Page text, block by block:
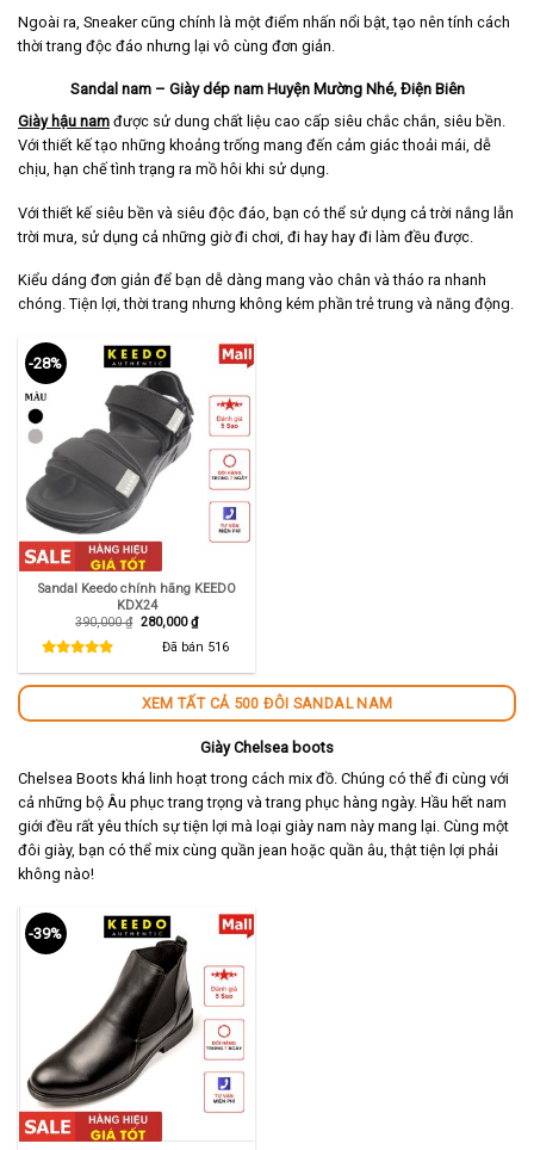
Ngoài ra, Sneaker cũng chính là một điểm nhấn nổi bật, tạo nên tính cách
thời trang độc đáo nhưng lại vô cùng đơn giản.
Sandal nam – Giày dép nam Huyện Mường Nhé, Điện Biên
Giày hậu nam được sử dung chất liệu cao cấp siêu chắc chắn, siêu bền.
Với thiết kế tạo những khoảng trống mang đến cảm giác thoải mái, dễ
chịu, hạn chế tình trạng ra mồ hôi khi sử dụng.
Với thiết kế siêu bền và siêu độc đáo, bạn có thể sử dụng cả trời nắng lẫn
trời mưa, sử dụng cả những giờ đi chơi, đi hay hay đi làm đều được.
Kiểu dáng đơn giản để bạn dễ dàng mang vào chân và tháo ra nhanh
chóng. Tiện lợi, thời trang nhưng không kém phần trẻ trung và năng động.
-28%
Sandal Keedo chính hãng KEEDO
KDX24
390,000₫ Giá
280,000₫Giá
hiện
tại
Đã bán 516
XEM TẤT CẢ 500 ĐÔI SANDAL NAM
Giày Chelsea boots
Chelsea Boots khá linh hoạt trong cách mix đồ. Chúng có thể đi cùng với
cả những bộ Âu phục trang trọng và trang phục hàng ngày. Hầu hết nam
giới đều rất yêu thích sự tiện lợi mà loại giày nam này mang lại. Cùng một
đôi giày, bạn có thể mix cùng quần jean hoặc quần âu, thật tiện lợi phải
không nào!
-39%